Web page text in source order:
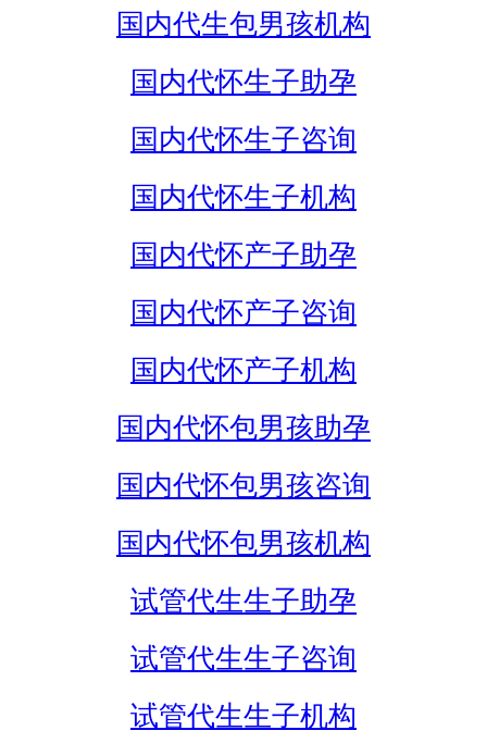
国内代生包男孩机构
国内代怀生子助孕
国内代怀生子咨询
国内代怀生子机构
国内代怀产子助孕
国内代怀产子咨询
国内代怀产子机构
国内代怀包男孩助孕
国内代怀包男孩咨询
国内代怀包男孩机构
试管代生生子助孕
试管代生生子咨询
试管代生生子机构